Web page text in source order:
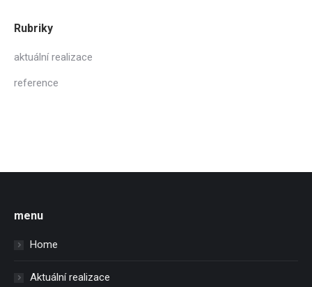
Rubriky
aktuální realizace
reference
menu
Home
Aktuální realizace